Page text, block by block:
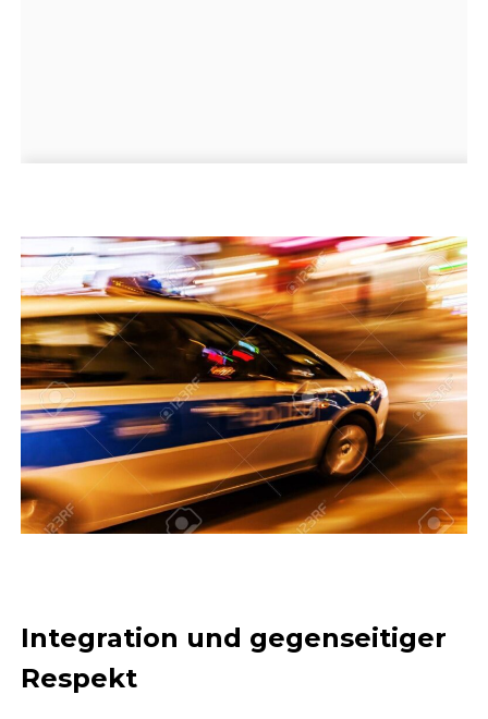
Integration und gegenseitiger
Respekt